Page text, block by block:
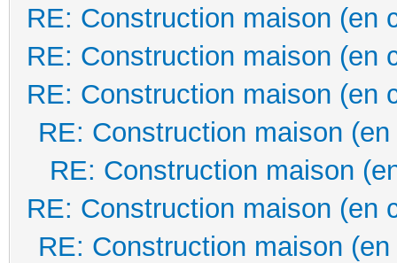
RE: Construction maison (en
RE: Construction maison (en
RE: Construction maison (en
RE: Construction maison
RE: Construction maison
RE: Construction maison (en
RE: Construction maison